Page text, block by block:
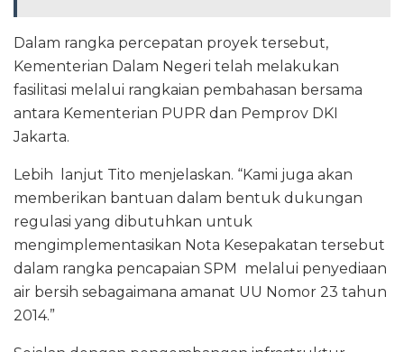
Dalam rangka percepatan proyek tersebut,
Kementerian Dalam Negeri telah melakukan
fasilitasi melalui rangkaian pembahasan bersama
antara Kementerian PUPR dan Pemprov DKI
Jakarta.
Lebih lanjut Tito menjelaskan. “Kami juga akan
memberikan bantuan dalam bentuk dukungan
regulasi yang dibutuhkan untuk
mengimplementasikan Nota Kesepakatan tersebut
dalam rangka pencapaian SPM melalui penyediaan
air bersih sebagaimana amanat UU Nomor 23 tahun
2014.”